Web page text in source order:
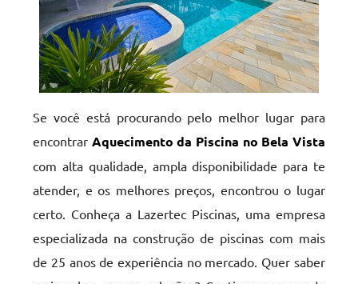
Se você está procurando pelo melhor lugar para
encontrar Aquecimento da Piscina no Bela Vista
com alta qualidade, ampla disponibilidade para te
atender, e os melhores preços, encontrou o lugar
certo. Conheça a Lazertec Piscinas, uma empresa
especializada na construção de piscinas com mais
de 25 anos de experiência no mercado. Quer saber